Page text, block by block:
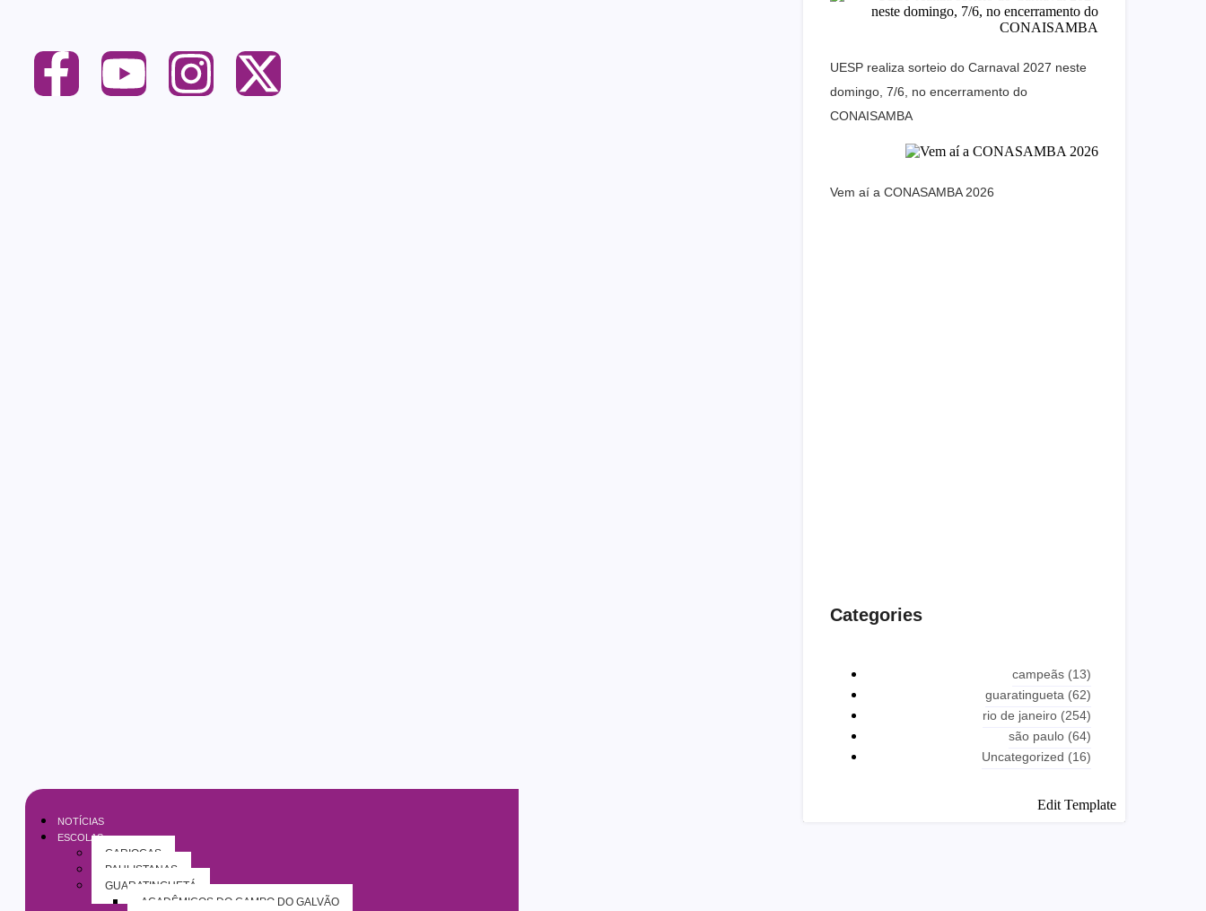
UESP realiza sorteio do Carnaval 2027 neste
domingo, 7/6, no encerramento do
CONAISAMBA
Vem aí a CONASAMBA 2026
Categories
campeãs(13)
guaratingueta (62)
rio de janeiro(254)
são paulo(64)
Uncategorized (16)
Edit Template
NOTÍCIAS
ESCOLAS
CARIOCAS
PAULISTANAS
GUARATINGUETÁ
ACADÊMICOS DO CAMPO DO GALVÃO